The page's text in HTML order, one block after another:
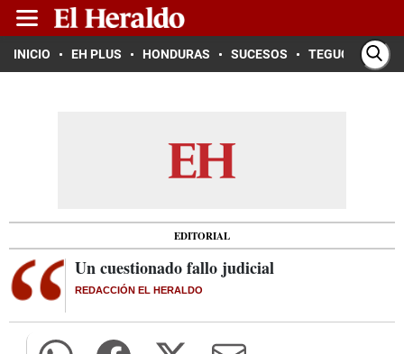
INICIO EH PLUS HONDURAS SUCESOS TEGUCIGALPA
EDITORIAL
Un cuestionado fallo judicial
REDACCIÓN EL HERALDO